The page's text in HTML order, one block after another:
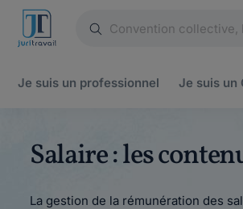
Je suis un professionnel Je suis un
Salaire : les
La gestion de la rémunération des